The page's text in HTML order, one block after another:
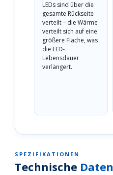
LEDs sind über die
gesamte Rückseite
verteilt – die Wärme
verteilt sich auf eine
größere Fläche, was
die LED-
Lebensdauer
verlängert.
SPEZIFIKATIONEN
Technische Daten